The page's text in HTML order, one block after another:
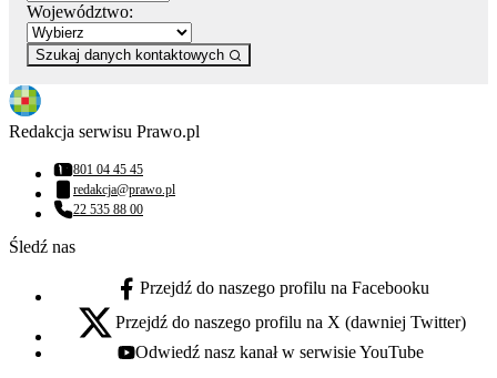
Województwo:
Szukaj danych kontaktowych
Redakcja serwisu Prawo.pl
Numer telefonu:
801 04 45 45
Adres email:
redakcja@prawo.pl
Numer telefonu:
22 535 88 00
Śledź nas
facebook - otwiera się w nowej karcie
Przejdź do naszego profilu na Facebooku
x - otwiera się w nowej karcie
Przejdź do naszego profilu na X (dawniej Twitter)
youtube - otwiera się w nowej karcie
Odwiedź nasz kanał w serwisie YouTube